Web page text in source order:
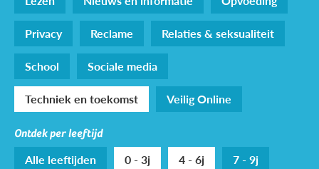
Privacy
Reclame
Relaties & seksualiteit
School
Sociale media
Techniek en toekomst
Veilig Online
Ontdek per leeftijd
Alle leeftijden 0 - 3j 4 - 6j
7 - 9j